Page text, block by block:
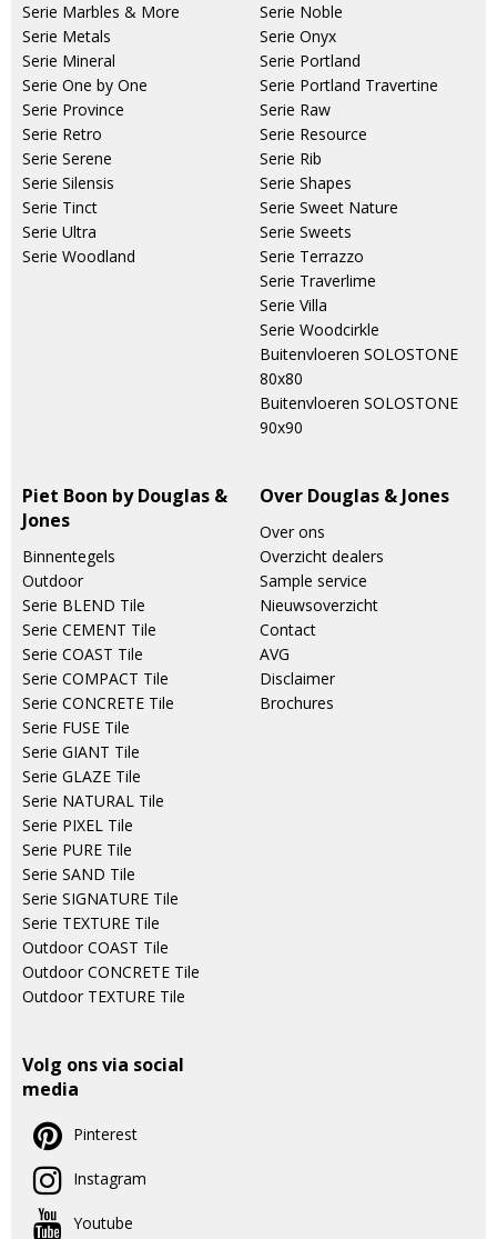
Serie Marbles & More
Serie Metals
Serie Mineral
Serie One by One
Serie Province
Serie Retro
Serie Serene
Serie Silensis
Serie Tinct
Serie Ultra
Serie Woodland
Serie Noble
Serie Onyx
Serie Portland
Serie Portland Travertine
Serie Raw
Serie Resource
Serie Rib
Serie Shapes
Serie Sweet Nature
Serie Sweets
Serie Terrazzo
Serie Traverlime
Serie Villa
Serie Woodcirkle
Buitenvloeren SOLOSTONE
80x80
Buitenvloeren SOLOSTONE
90x90
Piet Boon by Douglas &
Jones
Binnentegels
Outdoor
Serie BLEND Tile
Serie CEMENT Tile
Serie COAST Tile
Serie COMPACT Tile
Serie CONCRETE Tile
Serie FUSE Tile
Serie GIANT Tile
Serie GLAZE Tile
Serie NATURAL Tile
Serie PIXEL Tile
Serie PURE Tile
Serie SAND Tile
Serie SIGNATURE Tile
Serie TEXTURE Tile
Outdoor COAST Tile
Outdoor CONCRETE Tile
Outdoor TEXTURE Tile
Over Douglas & Jones
Over ons
Overzicht dealers
Sample service
Nieuwsoverzicht
Contact
AVG
Disclaimer
Brochures
Volg ons via social
media
Pinterest
Instagram
Youtube